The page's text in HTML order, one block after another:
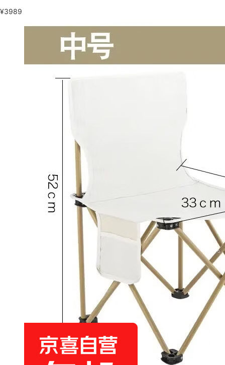
¥3989